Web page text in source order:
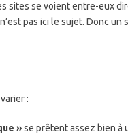
sites se voient entre-eux
pas ici le sujet. Donc
:
»se prêtent assez bien à